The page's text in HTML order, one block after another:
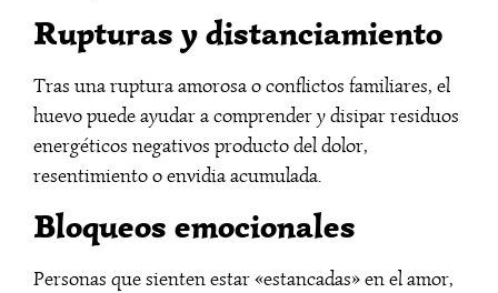
Rupturas y distanciamiento
Tras una ruptura amorosa o conflictos familiares, el
huevo puede ayudar a comprender y disipar residuos
energéticos negativos producto del dolor,
resentimiento o envidia acumulada.
Bloqueos emocionales
Personas que sienten estar «estancadas» en el amor,